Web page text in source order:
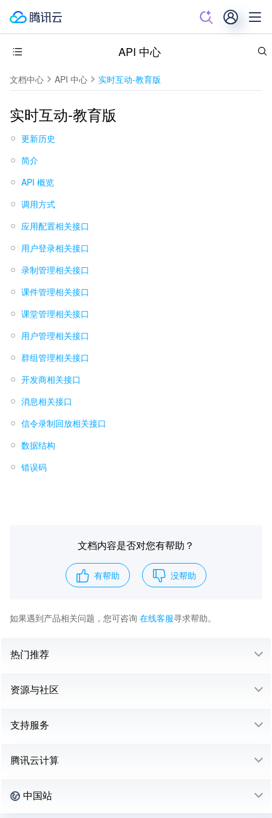
API 中心
文档中心 API 中心 实时互动-教育版
实时互动-教育版
更新历史
简介
API 概览
调用方式
应用配置相关接口
用户登录相关接口
录制管理相关接口
课件管理相关接口
课堂管理相关接口
用户管理相关接口
群组管理相关接口
开发商相关接口
消息相关接口
信令录制回放相关接口
数据结构
错误码
文档内容是否对您有帮助？
有帮助 没帮助
如果遇到产品相关问题，您可咨询 在线客服寻求帮助。
热门推荐
资源与社区
支持服务
腾讯云计算
中国站